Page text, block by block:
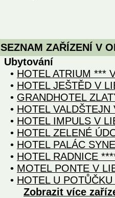
SEZNAM ZAŘÍZENÍ V
Ubytování
• HOTEL ATRIUM ***
• HOTEL JEŠTĚD V
• GRANDHOTEL
• HOTEL VALDŠTEJN
• HOTEL IMPULS V
• HOTEL ZELENÉ
• HOTEL PALÁC
• HOTEL RADNICE
• MOTEL PONTE V
• HOTEL U
Zobrazit více